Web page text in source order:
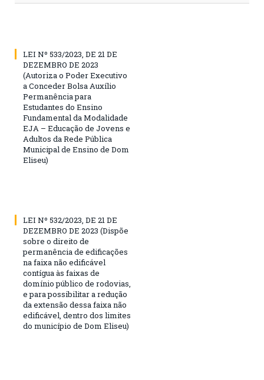
LEI Nº 533/2023, DE 21 DE
DEZEMBRO DE 2023
(Autoriza o Poder Executivo
a Conceder Bolsa Auxílio
Permanência para
Estudantes do Ensino
Fundamental da Modalidade
EJA – Educação de Jovens e
Adultos da Rede Pública
Municipal de Ensino de Dom
Eliseu)
LEI Nº 532/2023, DE 21 DE
DEZEMBRO DE 2023 (Dispõe
sobre o direito de
permanência de edificações
na faixa não edificável
contígua às faixas de
domínio público de rodovias,
e para possibilitar a redução
da extensão dessa faixa não
edificável, dentro dos limites
do município de Dom Eliseu)